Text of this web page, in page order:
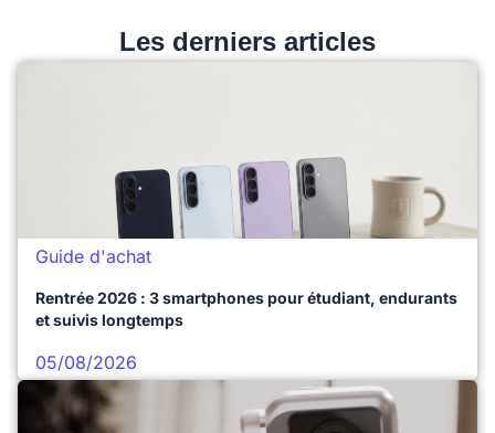
Les derniers articles
Guide d'achat
Rentrée 2026 : 3 smartphones pour étudiant, endurants
et suivis longtemps
05/08/2026